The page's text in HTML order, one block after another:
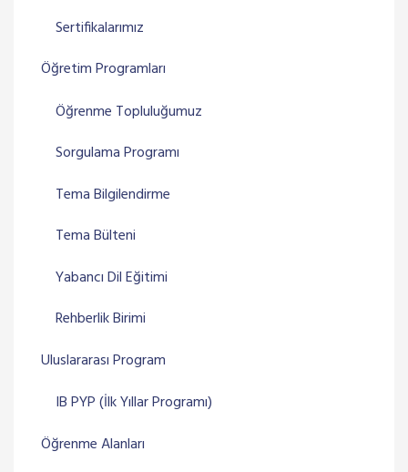
Sertifikalarımız
Öğretim Programları
Öğrenme Topluluğumuz
Sorgulama Programı
Tema Bilgilendirme
Tema Bülteni
Yabancı Dil Eğitimi
Rehberlik Birimi
Uluslararası Program
IB PYP (İlk Yıllar Programı)
Öğrenme Alanları